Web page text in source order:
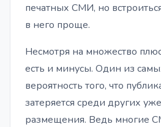
печатных СМИ, но
в него проще.
Несмотря на множество
есть и минусы. Один из
вероятность того, что
затеряется среди других
размещения. Ведь многие